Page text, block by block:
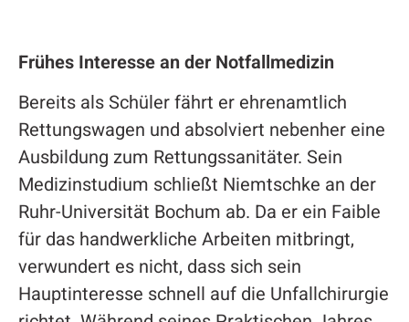
Frühes Interesse an der Notfallmedizin
Bereits als Schüler fährt er ehrenamtlich
Rettungswagen und absolviert nebenher eine
Ausbildung zum Rettungssanitäter. Sein
Medizinstudium schließt Niemtschke an der
Ruhr-Universität Bochum ab. Da er ein Faible
für das handwerkliche Arbeiten mitbringt,
verwundert es nicht, dass sich sein
Hauptinteresse schnell auf die Unfallchirurgie